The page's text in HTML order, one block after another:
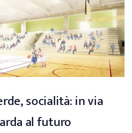
socialità: in via
al futuro